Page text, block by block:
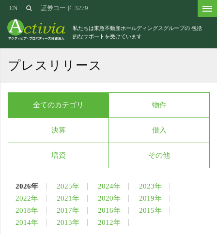
私たちは東急不動産ホールディングスグループの 包括
的なサポートを受けています
証券コード 3279
EN
プレスリリース
全てのカテゴリ 物件
決算 借入
増資 その他
2026年 2025年 2024年
2023年
2022年
2021年 2020年
2019年
2018年
2017年 2016年
2015年
2014年
2013年 2012年